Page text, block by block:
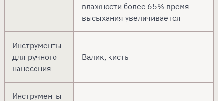
влажности более 65% время
высыхания увеличивается
Инструменты
для ручного
нанесения
Валик, кисть
Инструменты